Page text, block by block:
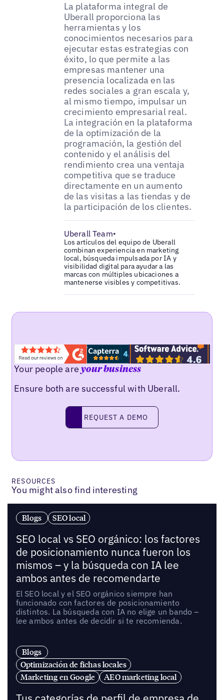
La plataforma integral de
Uberall proporciona las
herramientas y los
conocimientos necesarios para
ejecutar estas estrategias con
éxito, lo que permite a las
empresas mantener una
presencia localizada en las
redes sociales a gran escala y,
al mismo tiempo, impulsar un
crecimiento empresarial real.
La integración en la plataforma
de la optimización de la
programación, la gestión del
contenido y el análisis del
rendimiento crea una ventaja
competitiva que se traduce
directamente en un aumento
de las visitas a las tiendas y de
la participación de los clientes.
Uberall Team•
Los artículos del equipo de Uberall
combinan experiencia en marketing
local, búsqueda impulsada por IA y
visibilidad digital para ayudar a las
marcas con múltiples ubicaciones a
mantenerse visibles y competitivas.
Your people areyour business
Ensure both are successful with Uberall.
Request a demo
REQUEST A DEMO
RESOURCES
You might also find interesting
Blogs SEO local
SEO local vs SEO orgánico: los factores
de posicionamiento nunca fueron los
mismos – y la búsqueda con IA lee
ambos antes de recomendarte
El SEO local y el SEO orgánico siempre han
funcionado con factores de posicionamiento
distintos. La búsqueda con IA no elige un bando –
lee ambos antes de decidir si te recomienda.
Blogs
Optimización de fichas locales
Marketing en Google
AEO marketing local